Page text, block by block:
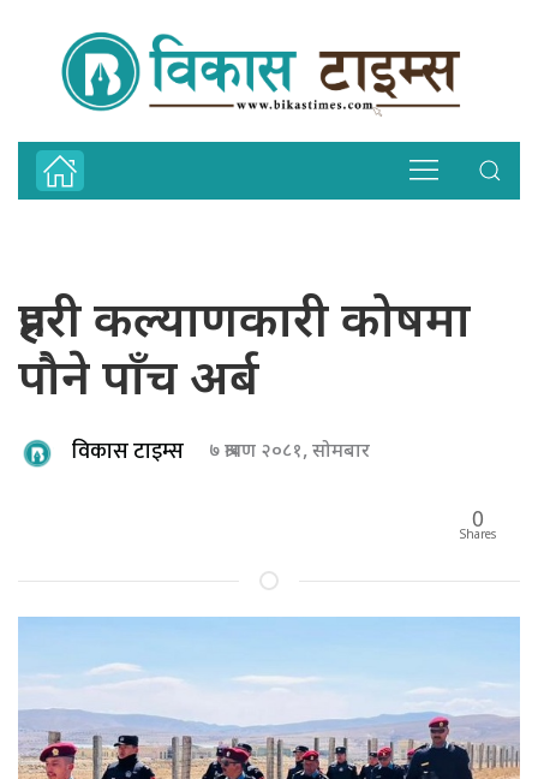
प्रहरी कल्याणकारी कोषमा
पौने पाँच अर्ब
विकास टाइम्स ७ श्रावण २०८१, सोमबार
0
Shares